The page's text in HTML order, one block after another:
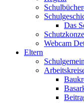
Das
Webcam
Eltern